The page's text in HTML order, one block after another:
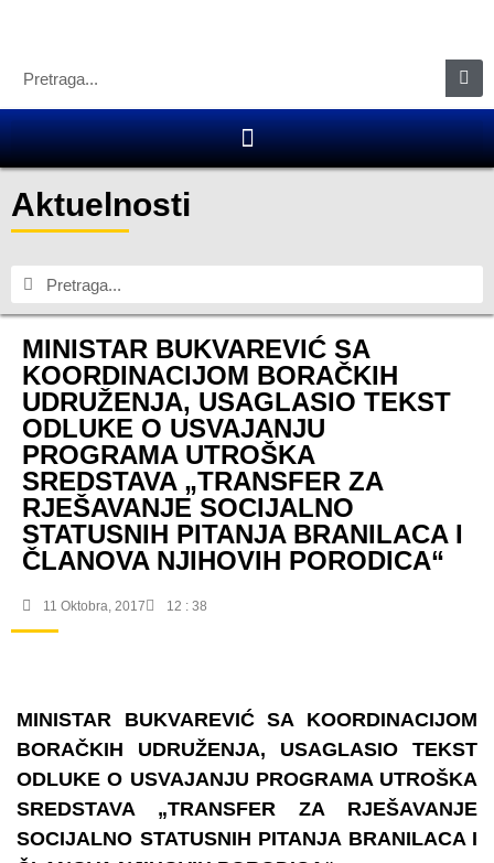
Aktuelnosti
MINISTAR BUKVAREVIĆ SA
KOORDINACIJOM BORAČKIH
UDRUŽENJA, USAGLASIO TEKST
ODLUKE O USVAJANJU
PROGRAMA UTROŠKA
SREDSTAVA „TRANSFER ZA
RJEŠAVANJE SOCIJALNO
STATUSNIH PITANJA BRANILACA I
ČLANOVA NJIHOVIH PORODICA“
11 Oktobra, 2017 12 : 38
MINISTAR BUKVAREVIĆ SA KOORDINACIJOM
BORAČKIH UDRUŽENJA, USAGLASIO TEKST
ODLUKE O USVAJANJU PROGRAMA UTROŠKA
SREDSTAVA „TRANSFER ZA RJEŠAVANJE
SOCIJALNO STATUSNIH PITANJA BRANILACA I